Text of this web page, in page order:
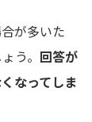
が多いた
う。 回答が
なってしま